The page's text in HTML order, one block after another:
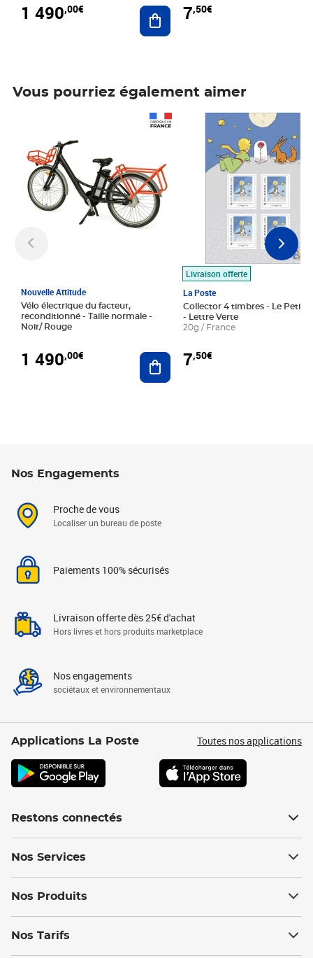
1 490,00€ Ajouter au panier
7,50€
Vous pourriez également aimer
Nouvelle Attitude
Vélo électrique du facteur,
reconditionné - Taille normale -
Noir/ Rouge
1 490,00€ Ajouter au panier
Livraison offerte
La Poste
Collector 4 timbres - Le Petit
- Lettre Verte
20g / France
7,50€
Prix 7,50€
Nos Engagements
Proche de vous
Localiser un bureau de poste
Paiements 100% sécurisés
Livraison offerte dès 25€ d'achat
Hors livres et hors produits marketplace
Nos engagements
sociétaux et environnementaux
Applications La Poste Toutes nos applications
Restons connectés
Nos Services
Nos Produits
Nos Tarifs